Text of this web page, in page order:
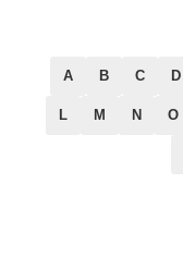
A B C D
L M N O